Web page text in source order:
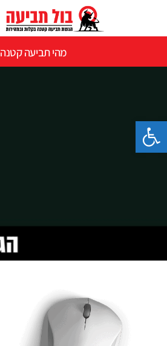
מהי תביעה קטנה
פתח סרגל נגישות